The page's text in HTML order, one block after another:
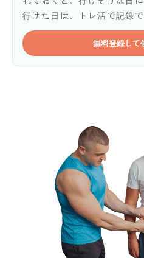
行けた日は、トレ活で記録で
無料登録して